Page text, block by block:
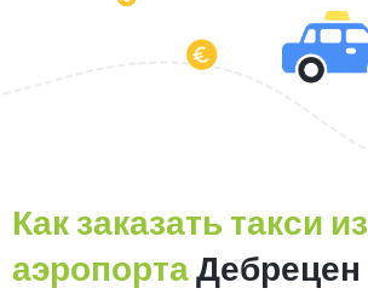
Как заказать такси из
аэропортаДебрецен